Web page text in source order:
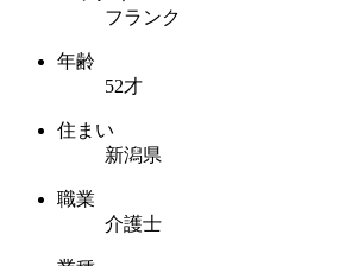
フランク
年齢
52才
住まい
新潟県
職業
介護士